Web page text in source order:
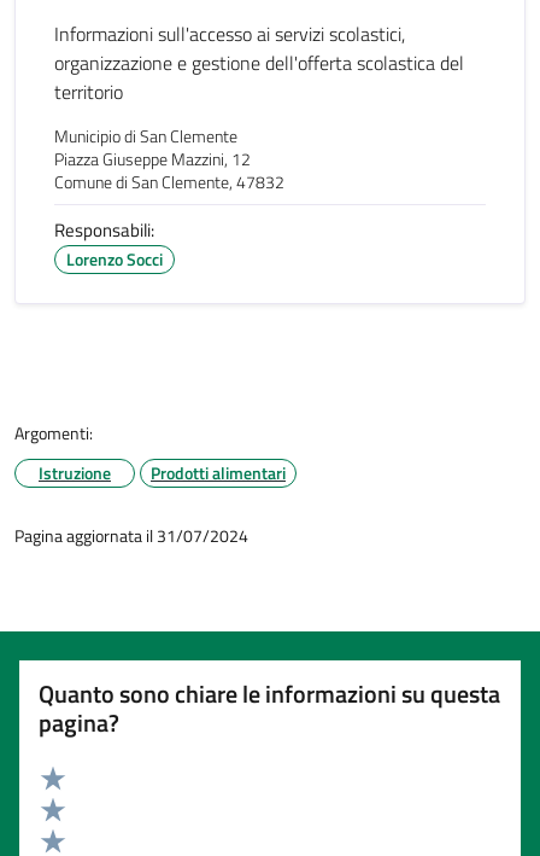
Informazioni sull'accesso ai servizi scolastici,
organizzazione e gestione dell'offerta scolastica del
territorio
Municipio di San Clemente
Piazza Giuseppe Mazzini, 12
Comune di San Clemente, 47832
Responsabili:
Lorenzo Socci
Argomenti:
Istruzione
Prodotti alimentari
Pagina aggiornata il 31/07/2024
Quanto sono chiare le informazioni su questa
pagina?
Valuta 5 stelle su 5
Valuta 4 stelle su 5